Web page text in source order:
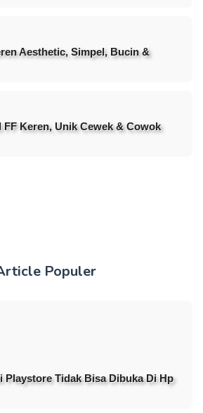
Aesthetic, Simpel, Bucin &
FF Keren, Unik Cewek & Cowok
Populer
Playstore Tidak Bisa Dibuka Di Hp